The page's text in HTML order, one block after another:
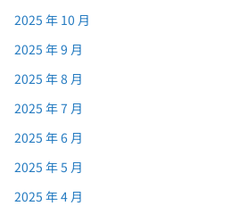
2025 年 10 月
2025 年 9 月
2025 年 8 月
2025 年 7 月
2025 年 6 月
2025 年 5 月
2025 年 4 月